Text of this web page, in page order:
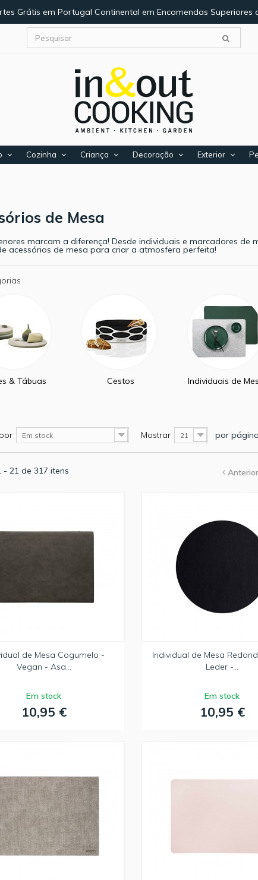
Grátis em Portugal Continental em Encomendas Superiores
Cozinha Criança Decoração Exterior
de Mesa
marcam a diferença! Desde individuais e marcadores
acessórios de mesa para criar a atmosfera perfeita!
& Tábuas Cestos Individuais de
Em stock Mostrar 21 por página
Anterior
- 21 de 317 itens
de Mesa Cogumelo -
Vegan - Asa...
Em stock
10,95 €
Individual de Mesa
Leder -...
Em stock
10,95 €